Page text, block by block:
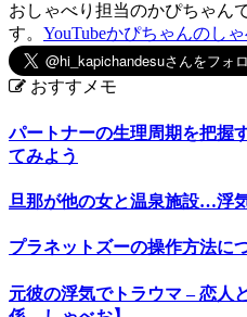
おしゃべり担当のかぴちゃん
す。 YouTubeかぴちゃんのし
おすすメモ
パートナーの生理周期を把握
てみよう
旦那が他の女と温泉施設…浮
プラネットズーの操作方法に
元彼の浮気でトラウマ – 恋人